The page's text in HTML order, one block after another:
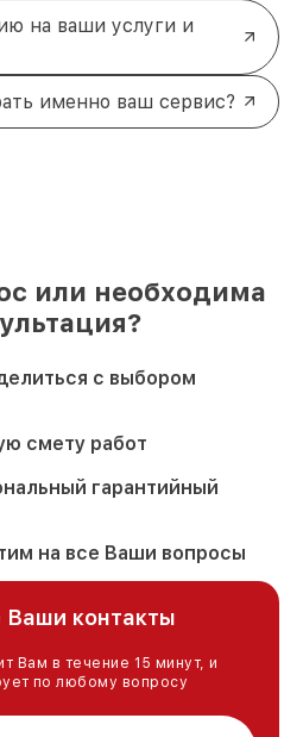
на ваши услуги и
именно ваш сервис?
или необходима
с выбором
смету работ
гарантийный
на все Ваши вопросы
Ваши контакты
Вам в течение 15 минут, и
по любому вопросу